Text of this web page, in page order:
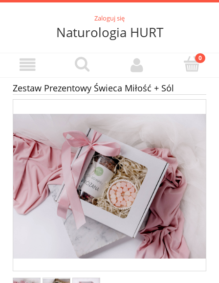
Zaloguj się
Naturologia HURT
Zestaw Prezentowy Świeca Miłość + Sól